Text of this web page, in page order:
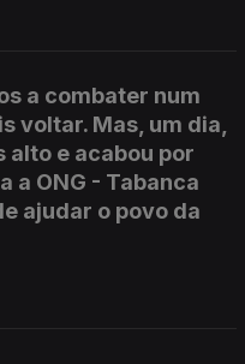
a combater num
voltar. Mas, um dia,
alto e acabou por
a ONG - Tabanca
ajudar o povo da